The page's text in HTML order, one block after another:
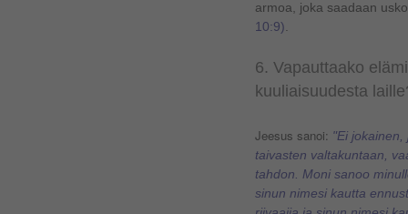
armoa, joka saadaan
10:9)
6. Vapauttaako
kuuliaisuudesta
Jeesus sanoi: "Ei
taivasten valtakuntaan,
tahdon. Moni sanoo
sinun nimesi kautta